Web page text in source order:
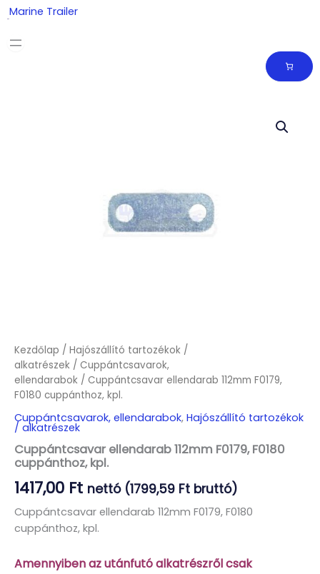
Skip
to
content
Marine Trailer
Kezdőlap / Hajószállító tartozékok /
alkatrészek / Cuppántcsavarok,
ellendarabok / Cuppántcsavar ellendarab 112mm F0179,
F0180 cuppánthoz, kpl.
Cuppántcsavarok, ellendarabok, Hajószállító tartozékok
/ alkatrészek
Cuppántcsavar ellendarab 112mm F0179, F0180
cuppánthoz, kpl.
1417,00 Ft nettó (1799,59 Ft bruttó)
Cuppántcsavar ellendarab 112mm F0179, F0180
cuppánthoz, kpl.
Amennyiben az utánfutó alkatrészről csak